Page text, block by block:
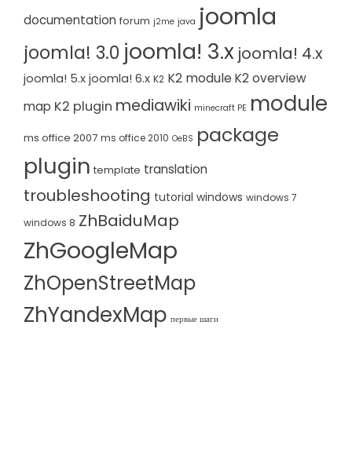
documentation forum j2me java joomla
joomla! 3.0 joomla! 3.x joomla! 4.x
joomla! 5.x joomla! 6.x K2 K2 module K2 overview
map K2 plugin mediawiki minecraft PE module
ms office 2007 ms office 2010 OeBS package
plugin template translation
troubleshooting tutorial windows windows 7
windows 8 ZhBaiduMap
ZhGoogleMap
ZhOpenStreetMap
ZhYandexMap первые шаги